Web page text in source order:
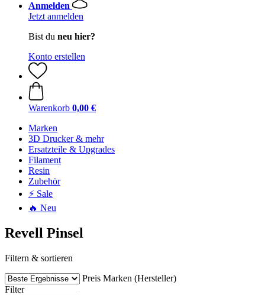
Anmelden
Jetzt anmelden
Bist du neu hier?
Konto erstellen
Warenkorb 0,00 €
Marken
3D Drucker & mehr
Ersatzteile & Upgrades
Filament
Resin
Zubehör
⚡ Sale
🔥 Neu
Revell Pinsel
Filtern & sortieren
Preis Marken (Hersteller)
Filter